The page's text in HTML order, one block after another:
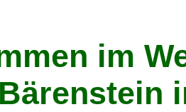
im
Bärenstein